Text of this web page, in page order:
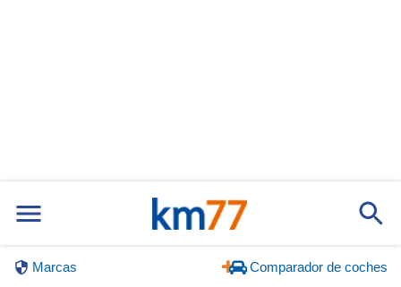
Marcas Comparador de coches